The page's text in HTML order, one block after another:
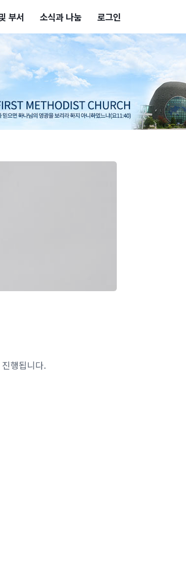
부서 소식과 나눔 로그인
행됩니다.